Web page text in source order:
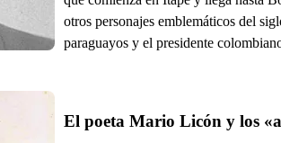
otros personajes emblemáticos del
paraguayos y el presidente